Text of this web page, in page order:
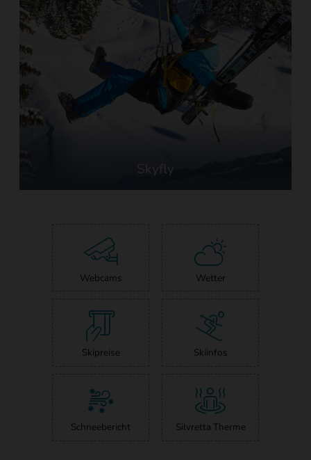
Skyfly
Webcams Wetter
Skipreise Skiinfos
Schneebericht Silvretta Therme